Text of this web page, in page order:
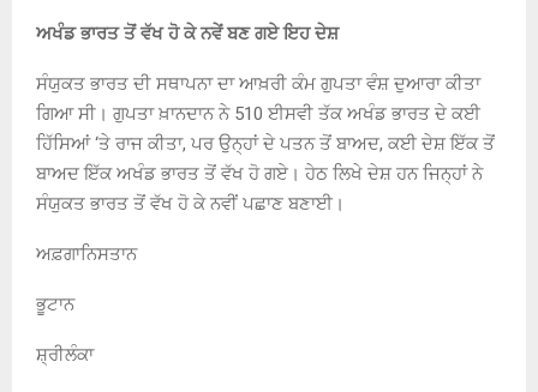
ਅਖੰਡ ਭਾਰਤ ਤੋਂ ਵੱਖ ਹੋ ਕੇ ਨਵੇਂ ਬਣ ਗਏ ਇਹ ਦੇਸ਼
ਸੰਯੁਕਤ ਭਾਰਤ ਦੀ ਸਥਾਪਨਾ ਦਾ ਆਖ਼ਰੀ ਕੰਮ ਗੁਪਤਾ ਵੰਸ਼ ਦੁਆਰਾ ਕੀਤਾ
ਗਿਆ ਸੀ। ਗੁਪਤਾ ਖ਼ਾਨਦਾਨ ਨੇ 510 ਈਸਵੀ ਤੱਕ ਅਖੰਡ ਭਾਰਤ ਦੇ ਕਈ
ਹਿੱਸਿਆਂ ‘ਤੇ ਰਾਜ ਕੀਤਾ, ਪਰ ਉਨ੍ਹਾਂ ਦੇ ਪਤਨ ਤੋਂ ਬਾਅਦ, ਕਈ ਦੇਸ਼ ਇੱਕ ਤੋਂ
ਬਾਅਦ ਇੱਕ ਅਖੰਡ ਭਾਰਤ ਤੋਂ ਵੱਖ ਹੋ ਗਏ। ਹੇਠ ਲਿਖੇ ਦੇਸ਼ ਹਨ ਜਿਨ੍ਹਾਂ ਨੇ
ਸੰਯੁਕਤ ਭਾਰਤ ਤੋਂ ਵੱਖ ਹੋ ਕੇ ਨਵੀਂ ਪਛਾਣ ਬਣਾਈ।
ਅਫ਼ਗਾਨਿਸਤਾਨ
ਭੂਟਾਨ
ਸ਼੍ਰੀਲੰਕਾ